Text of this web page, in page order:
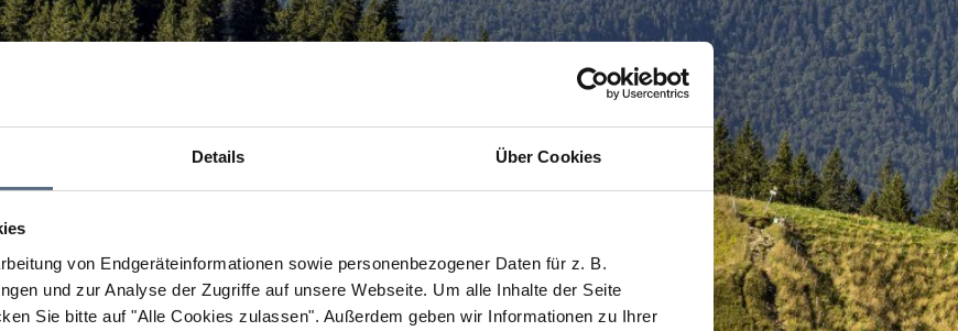
Details Über Cookies
von Endgeräteinformationen sowie personenbezogener Daten für z. B.
und zur Analyse der Zugriffe auf unsere Webseite. Um alle Inhalte der Seite
Sie bitte auf "Alle Cookies zulassen". Außerdem geben wir Informationen zu Ihrer